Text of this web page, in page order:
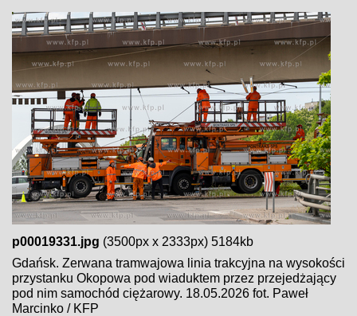
p00019331.jpg (3500px x 2333px) 5184kb
Gdańsk. Zerwana tramwajowa linia trakcyjna na wysokości
przystanku Okopowa pod wiaduktem przez przejedżający
pod nim samochód ciężarowy. 18.05.2026 fot. Paweł
Marcinko / KFP